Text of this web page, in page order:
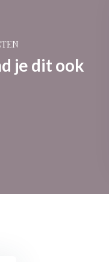
je dit ook